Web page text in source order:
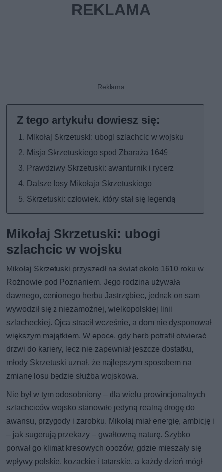
Mikołaj Skrzetuski: ubogi szlachcic w wojsku
Misja Skrzetuskiego spod Zbaraża 1649
Prawdziwy Skrzetuski: awanturnik i rycerz
Dalsze losy Mikołaja Skrzetuskiego
Skrzetuski: człowiek, który stał się legendą
Mikołaj Skrzetuski: ubogi
szlachcic w wojsku
Mikołaj Skrzetuski przyszedł na świat około 1610 roku w
Rożnowie pod Poznaniem. Jego rodzina używała
dawnego, cenionego herbu Jastrzębiec, jednak on sam
wywodził się z niezamożnej, wielkopolskiej linii
szlacheckiej. Ojca stracił wcześnie, a dom nie dysponował
większym majątkiem. W epoce, gdy herb potrafił otwierać
drzwi do kariery, lecz nie zapewniał jeszcze dostatku,
młody Skrzetuski uznał, że najlepszym sposobem na
zmianę losu będzie służba wojskowa.
Nie był w tym odosobniony – dla wielu prowincjonalnych
szlachciców wojsko stanowiło jedyną realną drogę do
awansu, przygody i zarobku. Mikołaj miał energię, ambicję i
– jak sugerują przekazy – gwałtowną naturę. Szybko
porwał go klimat kresowych obozów, gdzie mieszały się
wpływy polskie, kozackie i tatarskie, a każdy dzień mógł